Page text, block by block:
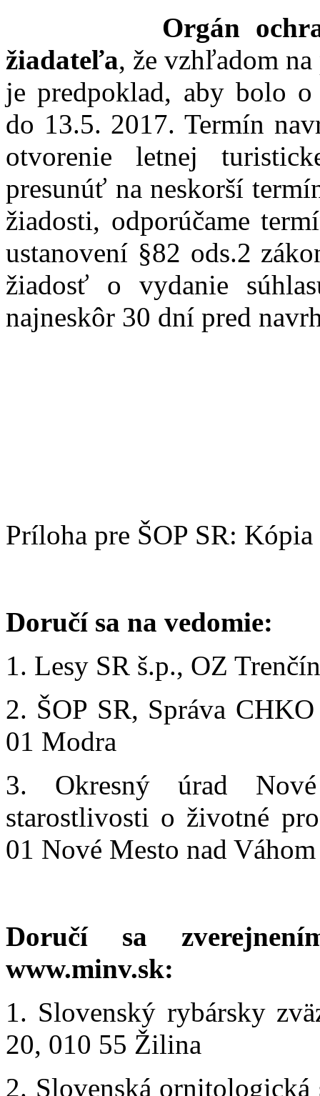
Orgán
žiadateľa, že vzhľadom
je predpoklad, aby bolo o
do 13.5. 2017. Termín
otvorenie letnej
presunúť na neskorší
žiadosti, odporúčame
ustanovení §82 ods.2
žiadosť o vydanie
najneskôr 30 dní pred
Príloha pre ŠOP SR:
Doručí sa na vedomie:
1. Lesy SR š.p., OZ
2. ŠOP SR, Správa
01 Modra
3. Okresný úrad
starostlivosti o životné
01 Nové Mesto nad Váhom
Doručí sa
www.minv.sk:
1. Slovenský rybársky
20, 010 55 Žilina
2. Slovenská